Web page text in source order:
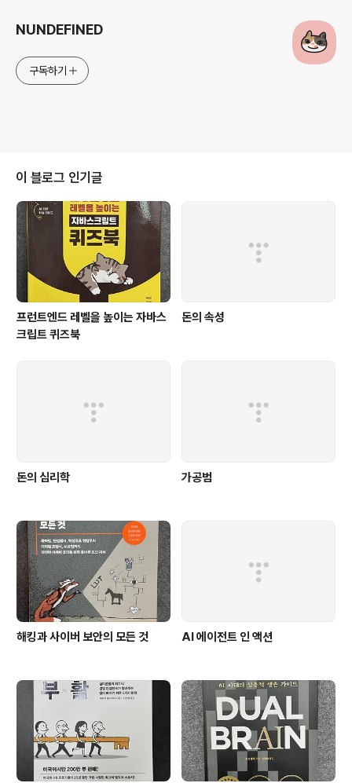
NUNDEFINED
구독하기
이 블로그 인기글
프런트엔드 레벨을 높이는 자바스
크립트 퀴즈북
돈의 속성
돈의 심리학 가공범
해킹과 사이버 보안의 모든 것 AI 에이전트 인 액션